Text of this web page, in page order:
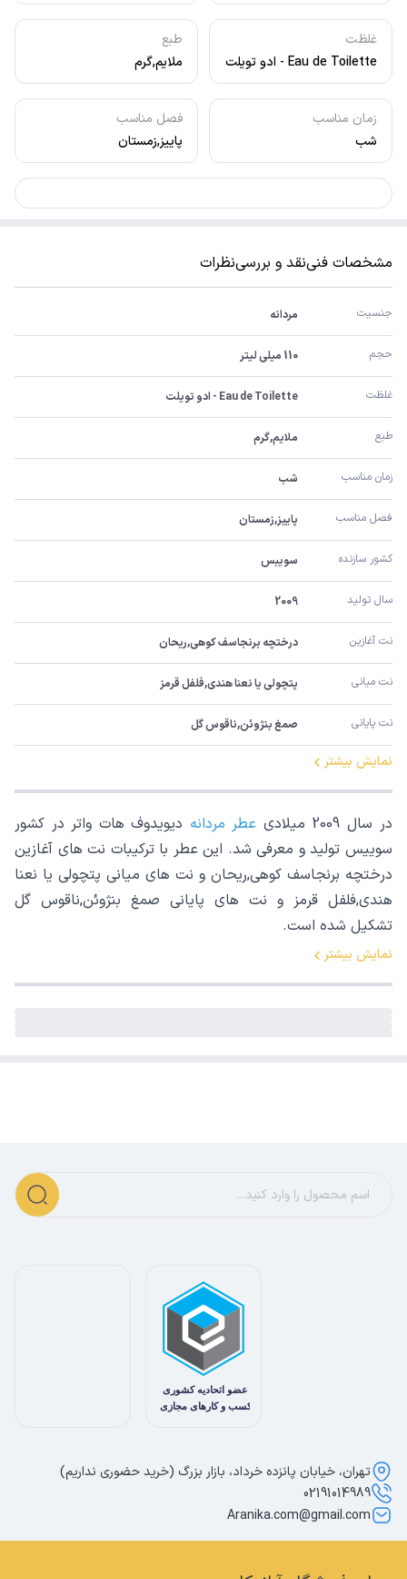
غلظت
Eau de Toilette - ادو تویلت
طبع
ملایم,گرم
زمان مناسب
شب
فصل مناسب
پاییز,زمستان
مشخصات فنینقد و بررسینظرات
جنسیت مردانه
حجم 110 میلی لیتر
غلظت Eau de Toilette - ادو تویلت
طبع ملایم,گرم
زمان مناسب شب
فصل مناسب پاییز,زمستان
کشور سازنده سویبس
سال تولید 2009
نت آغازین درختچه برنجاسف کوهی,ریحان
نت میانی پتچولی یا نعنا هندی,فلفل قرمز
نت پایانی صمغ بنژوئن,ناقوس گل
نمایش بیشتر
در سال 2009 میلادی عطر مردانه دیویدوف هات واتر در کشور
سوییس تولید و معرفی شد. این عطر با ترکیبات نت های آغازین
درختچه برنجاسف کوهی,ریحان و نت های میانی پتچولی یا نعنا
هندی,فلفل قرمز و نت های پایانی صمغ بنژوئن,ناقوس گل
تشکیل شده است.
نمایش بیشتر
تهران، خیابان پانزده خرداد، بازار بزرگ (خرید حضوری نداریم)
02191014989
Aranika.com@gmail.com